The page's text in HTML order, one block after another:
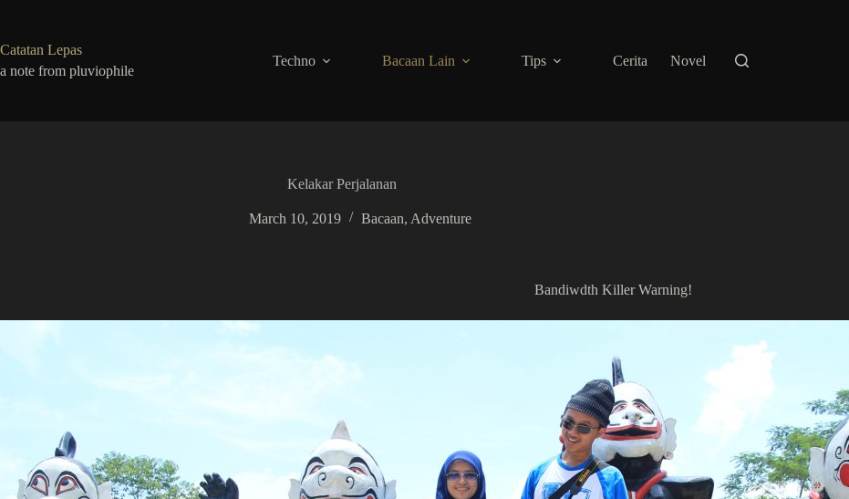
Catatan Lepas
a note from pluviophile
Techno Bacaan Lain Tips Cerita Novel
Kelakar Perjalanan
March 10, 2019 Bacaan, Adventure
Bandiwdth Killer Warning!